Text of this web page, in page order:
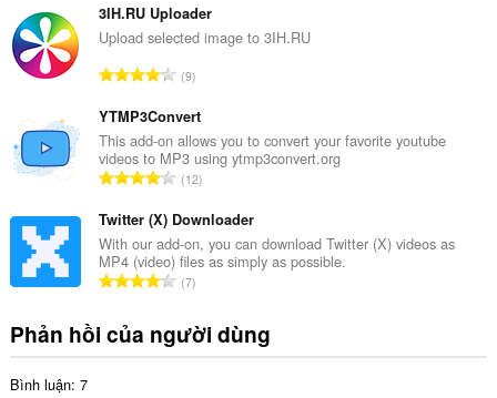
ế
p
h
ạ
n
g
:
n
g
ố
ế
p
h
ạ
n
g
:
3IH.RU Uploader
Upload selected image to 3IH.RU
T
n
g
s
ố
ế
p
h
ạ
g
:
9
YTMP3Convert
This add-on allows you to convert your favorite youtube
videos to MP3 using ytmp3convert.org
T
n
g
s
ố
ế
p
12
Twitter (X) Downloader
With our add-on, you can download Twitter (X) videos as
MP4 (video) files as simply as possible.
T
n
g
7
Phản hồi của người dùng
Bình luận: 7